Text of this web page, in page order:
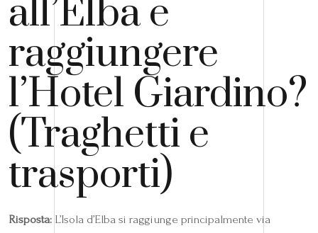
all’Elba e
raggiungere
l’Hotel Giardino?
(Traghetti e
trasporti)
Risposta: L’Isola d’Elba si raggiunge principalmente via